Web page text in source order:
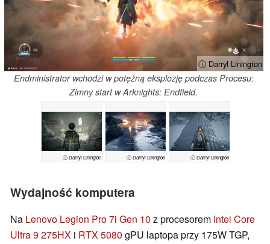
ⓘ Darryl Linington
Endministrator wchodzi w potężną eksplozję podczas Procesu:
Zimny start w Arknights: Endfield.
ⓘ Darryl Linington ⓘ Darryl Linington ⓘ Darryl Linington
Wydajność komputera
Na Lenovo Legion Pro 7i Gen 10 z procesorem Intel Core
Ultra 9 275HX i RTX 5080 gPU laptopa przy 175W TGP,